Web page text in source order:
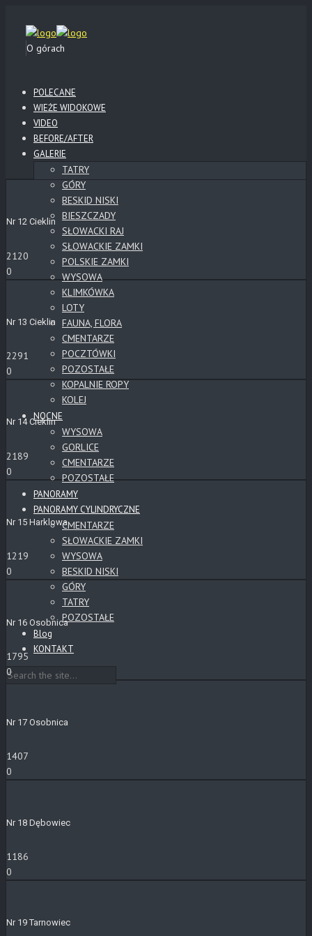
O górach
POLECANE
WIEŻE WIDOKOWE
VIDEO
BEFORE/AFTER
GALERIE
TATRY
GÓRY
BESKID NISKI
BIESZCZADY
SŁOWACKI RAJ
SŁOWACKIE ZAMKI
POLSKIE ZAMKI
WYSOWA
KLIMKÓWKA
LOTY
FAUNA, FLORA
CMENTARZE
POCZTÓWKI
POZOSTAŁE
KOPALNIE ROPY
KOLEJ
NOCNE
WYSOWA
GORLICE
CMENTARZE
POZOSTAŁE
PANORAMY
PANORAMY CYLINDRYCZNE
CMENTARZE
SŁOWACKIE ZAMKI
WYSOWA
BESKID NISKI
GÓRY
TATRY
POZOSTAŁE
Blog
KONTAKT
Nr 12 Cieklin
2120
0
Nr 13 Cieklin
2291
0
Nr 14 Cieklin
2189
0
Nr 15 Harklowa
1219
0
Nr 16 Osobnica
1795
0
Nr 17 Osobnica
1407
0
Nr 18 Dębowiec
1186
0
Nr 19 Tarnowiec